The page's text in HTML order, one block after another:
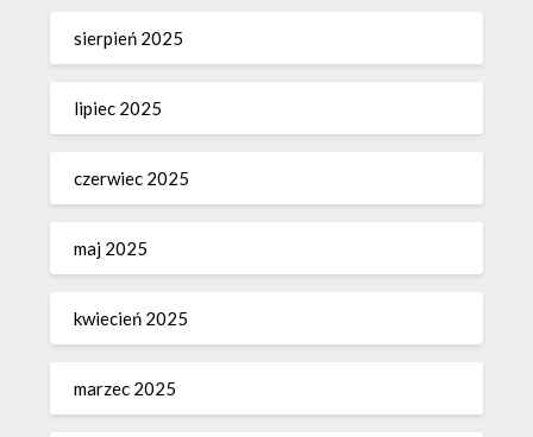
sierpień 2025
lipiec 2025
czerwiec 2025
maj 2025
kwiecień 2025
marzec 2025